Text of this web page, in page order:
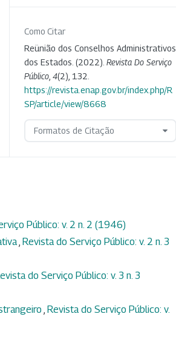
Como Citar
Reünião dos Conselhos Administrativos
dos Estados. (2022). Revista Do Serviço
Público 4(2), 132.
https://revista.enap.gov.br/index.php/R
SP/article/view/8668
Formatos de Citação
Público: v. 2 n. 2 (1946)
, Revista do Serviço Público: v. 2 n. 3
do Serviço Público: v. 3 n. 3
, Revista do Serviço Público: v.